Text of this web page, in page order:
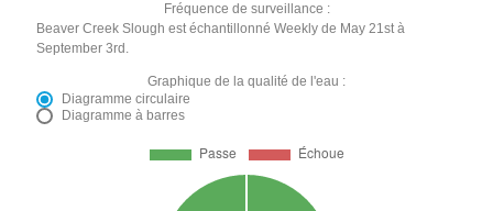
Fréquence de surveillance :
Beaver Creek Slough est échantillonné Weekly de May 21st à
September 3rd.
Graphique de la qualité de l'eau :
Diagramme circulaire
Diagramme à barres